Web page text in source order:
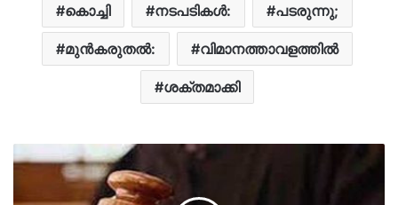
കൊച്ചി നടപടികൾ: പടരുന്നു;
മുൻകരുതൽ: വിമാനത്താവളത്തിൽ
ശക്തമാക്കി